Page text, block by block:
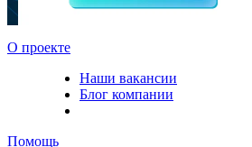
О проекте
Наши вакансии
Блог компании
Помощь